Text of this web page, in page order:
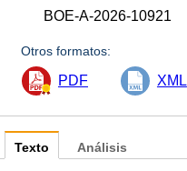
BOE-A-2026-10921
Otros formatos:
PDF XML
Texto Análisis